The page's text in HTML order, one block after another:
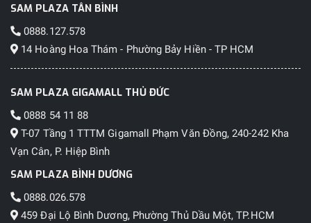
SAM PLAZA TÂN BÌNH
0888.127.578
14 Hoàng Hoa Thám - Phường Bảy Hiền - TP HCM
SAM PLAZA GIGAMALL THỦ ĐỨC
0888 54 11 88
T-07 Tầng 1 TTTM Gigamall Phạm Văn Đồng, 240-242 Kha
Vạn Cân, P. Hiệp Bình
SAM PLAZA BÌNH DƯƠNG
0888.026.578
459 Đại Lộ Bình Dương, Phường Thủ Dầu Một, TP.HCM